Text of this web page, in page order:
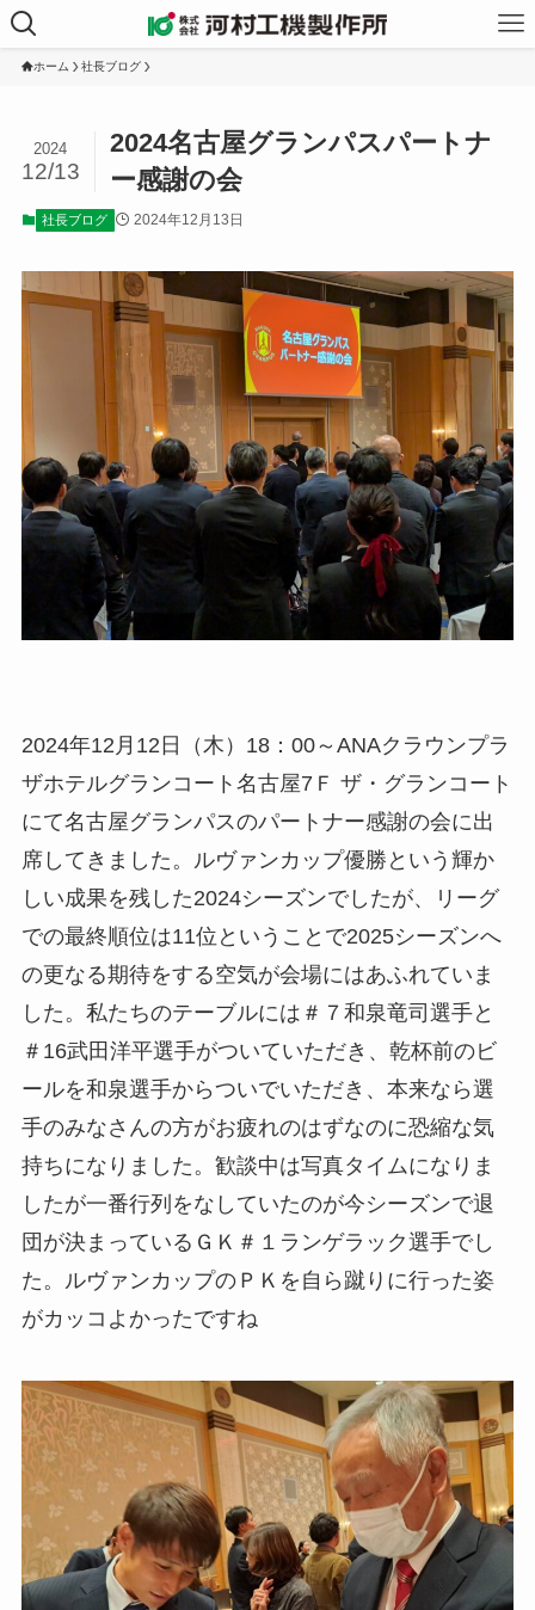
ホーム 社長ブログ
2024名古屋グランパスパートナ
ー感謝の会
2024
12/13
社長ブログ 2024年12月13日
2024年12月12日（木）18：00～ANAクラウンプラ
ザホテルグランコート名古屋7Ｆ ザ・グランコート
にて名古屋グランパスのパートナー感謝の会に出
席してきました。ルヴァンカップ優勝という輝か
しい成果を残した2024シーズンでしたが、リーグ
での最終順位は11位ということで2025シーズンへ
の更なる期待をする空気が会場にはあふれていま
した。私たちのテーブルには＃７和泉竜司選手と
＃16武田洋平選手がついていただき、乾杯前のビ
ールを和泉選手からついでいただき、本来なら選
手のみなさんの方がお疲れのはずなのに恐縮な気
持ちになりました。歓談中は写真タイムになりま
したが一番行列をなしていたのが今シーズンで退
団が決まっているＧＫ＃１ランゲラック選手でし
た。ルヴァンカップのＰＫを自ら蹴りに行った姿
がカッコよかったですね